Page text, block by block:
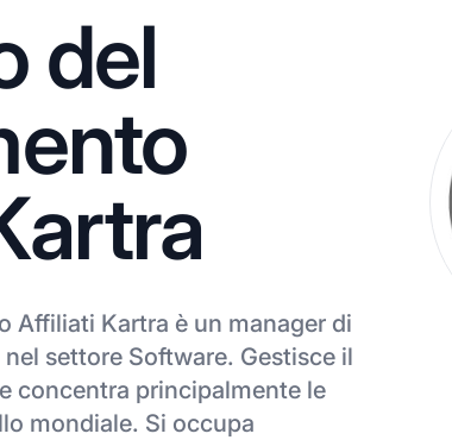
del
Affiliati Kartra è un manager di
settore Software. Gestisce il
concentra principalmente le
mondiale. Si occupa